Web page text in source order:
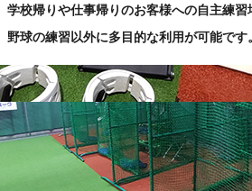
学校帰りや仕事帰りのお客様への自主練習
野球の練習以外に多目的な利用が可能です。